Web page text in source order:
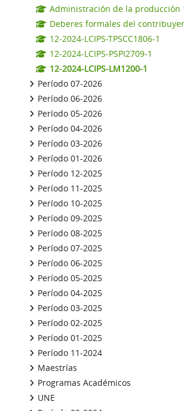
Administración de la producción
Deberes formales del
12-2024-LCIPS-TPSCC1806-1
12-2024-LCIPS-PSPI2709-1
12-2024-LCIPS-LM1200-1
Período 07-2026
Período 06-2026
Período 05-2026
Período 04-2026
Período 03-2026
Período 01-2026
Período 12-2025
Período 11-2025
Período 10-2025
Período 09-2025
Período 08-2025
Período 07-2025
Período 06-2025
Período 05-2025
Período 04-2025
Período 03-2025
Período 02-2025
Período 01-2025
Período 11-2024
Maestrías
Programas Académicos
UNE